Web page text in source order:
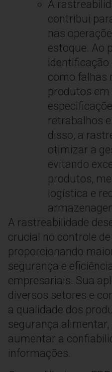
A
contribui
nas
estoque. Ao
identificação
como falhas
produtos
retrabalhos
disso, a
otimizar a
evitando
produtos,
logística e
A rastreabilidade
crucial no controle
proporcionando
segurança e
empresariais. Sua
diversos setores e
a qualidade dos
segurança
aumentar a
informações.